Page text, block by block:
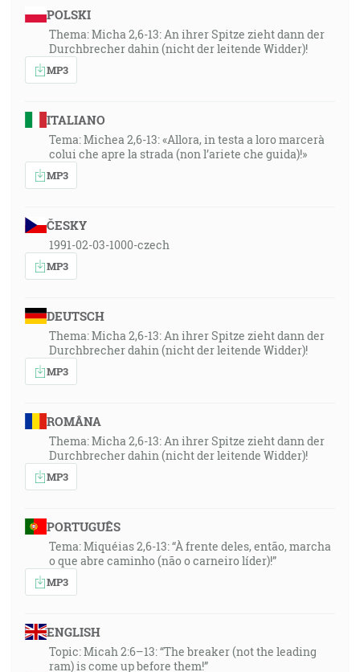
POLSKI
Thema: Micha 2,6-13: An ihrer Spitze zieht dann der
Durchbrecher dahin (nicht der leitende Widder)!
MP3
ITALIANO
Tema: Michea 2,6-13: «Allora, in testa a loro marcerà
colui che apre la strada (non l’ariete che guida)!»
MP3
ČESKY
1991-02-03-1000-czech
MP3
DEUTSCH
Thema: Micha 2,6-13: An ihrer Spitze zieht dann der
Durchbrecher dahin (nicht der leitende Widder)!
MP3
ROMÂNA
Thema: Micha 2,6-13: An ihrer Spitze zieht dann der
Durchbrecher dahin (nicht der leitende Widder)!
MP3
PORTUGUÊS
Tema: Miquéias 2,6-13: “À frente deles, então, marcha
o que abre caminho (não o carneiro líder)!”
MP3
ENGLISH
Topic: Micah 2:6–13: “The breaker (not the leading
ram) is come up before them!”